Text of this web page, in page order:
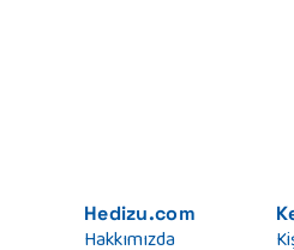
Hedizu.com
Hakkımızda